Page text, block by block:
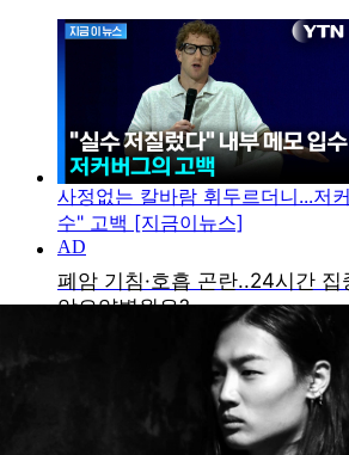
사정없는 칼바람 휘두르더니...저
수" 고백 [지금이뉴스]